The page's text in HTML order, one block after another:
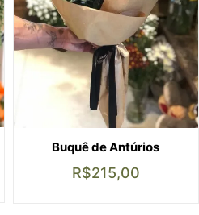
Buquê de Antúrios
R$215,00